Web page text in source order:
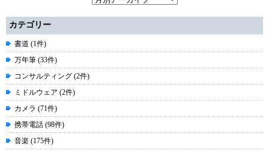
カテゴリー
書道 (1件)
万年筆 (33件)
コンサルティング (2件)
ミドルウェア (2件)
カメラ (71件)
携帯電話 (98件)
音楽 (175件)